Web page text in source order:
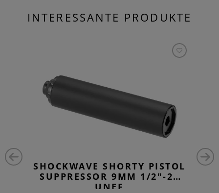
INTERESSANTE PRODUKTE
SHOCKWAVE SHORTY PISTOL
SUPPRESSOR 9MM 1/2"-28
UNEF